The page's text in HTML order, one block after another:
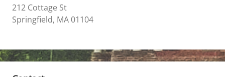
212 Cottage St
Springfield, MA 01104